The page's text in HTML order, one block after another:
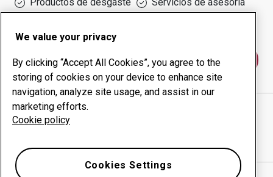
Póngase en contacto con nosotros
ÖZEN MAK. DİZAYN İML. MONTAJ TAAH. SAN. VE
TİC. LTD. ŞTİ.
We value your privacy
By clicking “Accept All Cookies”, you agree to the
storing of cookies on your device to enhance site
navigation, analyze site usage, and assist in our
marketing efforts.
Cookie policy
Cookies Settings